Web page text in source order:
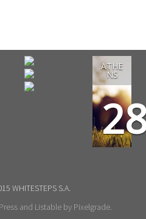
ATHE
NS
WHITESTEPS S.A.
and Listable by Pixelgrade.